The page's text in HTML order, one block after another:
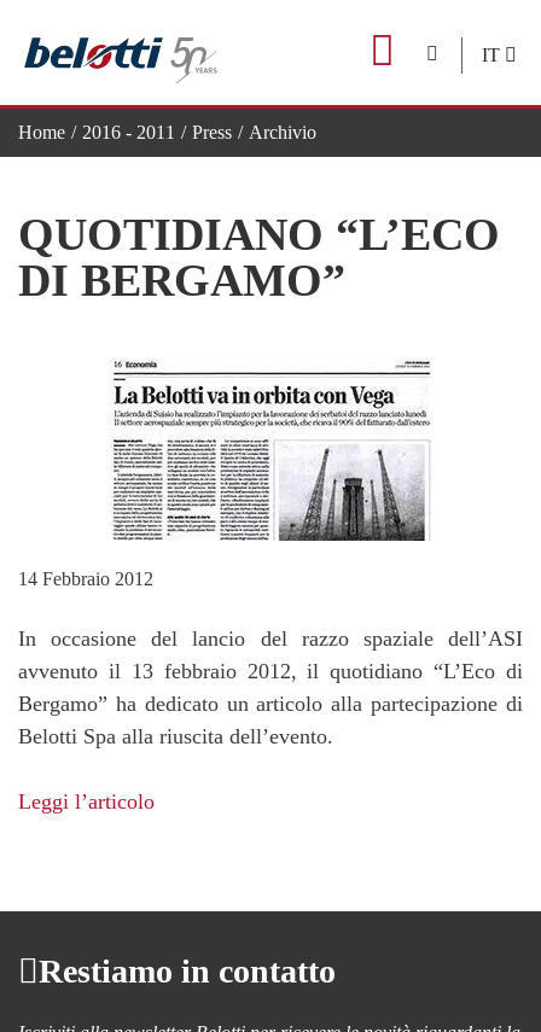
content
IT
Home 2016 - 2011 Press Archivio
QUOTIDIANO “L’ECO
DI BERGAMO”
14 Febbraio 2012
In occasione del lancio del razzo spaziale dell’ASI
avvenuto il 13 febbraio 2012, il quotidiano “L’Eco di
Bergamo” ha dedicato un articolo alla partecipazione di
Belotti Spa alla riuscita dell’evento.
Leggi l’articolo
Restiamo in contatto